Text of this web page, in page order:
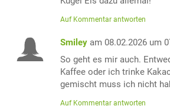
Auf Kommentar antworten
Smiley am 08.02.2026 um
So geht es mir auch.
Kaffee oder ich trinke
gemischt muss ich nicht
Auf Kommentar antworten